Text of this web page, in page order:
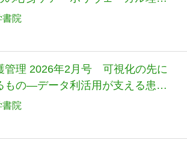
かしたストレスケアと心理的安全
保ち方
書院
管理 2026年2月号 可視化の先に
もの―データ利活用が支える患者
と病棟マネジメント
書院